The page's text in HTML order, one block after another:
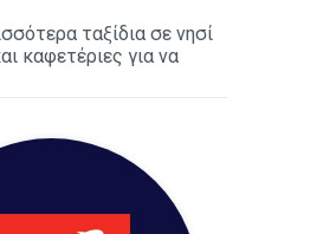
ταξίδια σε νησί
καφετέριες για να